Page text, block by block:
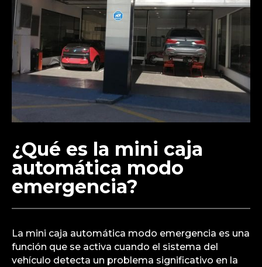
¿Qué es la mini caja
automática modo
emergencia?
La mini caja automática modo emergencia es una
función que se activa cuando el sistema del
vehículo detecta un problema significativo en la